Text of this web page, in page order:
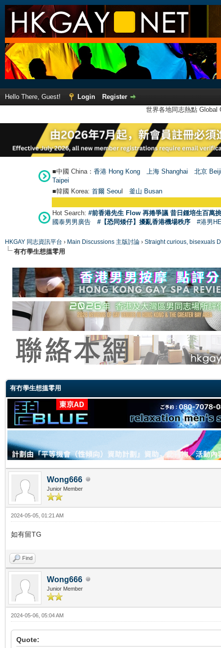
Hello There, Guest! Login
Register
世界各地同志熱點
■中國 China： 香港 Hong Kong 上海 Shanghai
北京
Taipei
■韓國 Korea: 首爾 Seoul 釜山 Busan
Hot Search: #前香港先生 Flow 再捲爭議 昔日鍾培生百萬
國泰男男廣告
#【恐同矮仔】擾亂香港機場秩序 #港男
HKGAY 同志資訊平台 › Main Discussions 主版討論 › Straight curious, bisexuals
有冇學生想搵零用
有冇學生想搵零用
Wong666
Junior Member
2024-05-05, 01:21 AM
如有留TG
Find
Wong666
Junior Member
2024-05-06, 05:04 AM
Quote: